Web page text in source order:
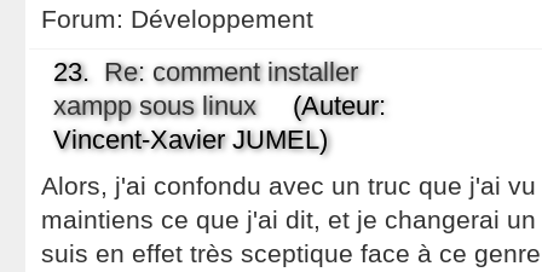
Forum: Développement
23. Re: comment installer
xampp sous linux(Auteur:
Vincent-Xavier JUMEL)
Alors, j'ai confondu avec un truc que j'ai
maintiens ce que j'ai dit, et je changerai
suis en effet très sceptique face à ce